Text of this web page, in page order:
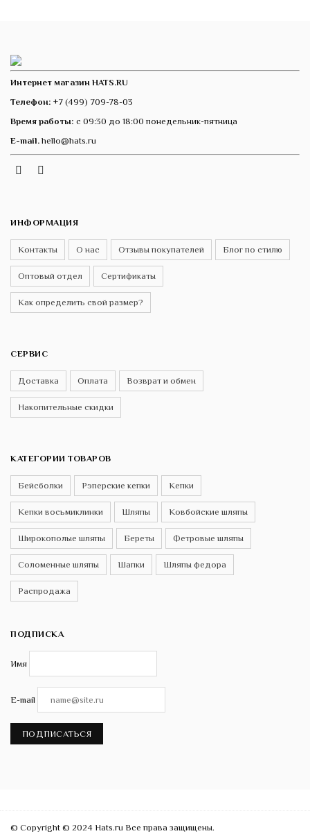
Интернет магазин HATS.RU
Телефон: +7 (499) 709-78-03
Время работы: с 09:30 до 18:00 понедельник-пятница
E-mail. hello@hats.ru
Instagram
ИНФОРМАЦИЯ
Контакты О нас Отзывы покупателей Блог по стилю
Оптовый отдел Сертификаты
Как определить свой размер?
СЕРВИС
Доставка Оплата Возврат и обмен
Накопительные скидки
КАТЕГОРИИ ТОВАРОВ
Бейсболки Рэперские кепки Кепки
Кепки восьмиклинки Шляпы Ковбойские шляпы
Широкополые шляпы Береты Фетровые шляпы
Соломенные шляпы Шапки Шляпы федора
Распродажа
ПОДПИСКА
Имя
E-mail
ПОДПИСАТЬСЯ
© Copyright © 2024 Hats.ru Все права защищены.